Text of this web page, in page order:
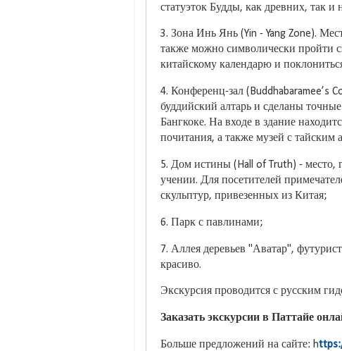
статуэток Будды, как древних, так и
3. Зона Инь Янь (Yin - Yang Zone).
также можно символически пройти
китайскому календарю и
4. Конференц-зал (Buddhabaramee’s
буддийский алтарь и сделаны
Бангкоке. На входе в здание
почитания, а также музей с тайским
5. Дом истины (Hall of Truth) - место,
учении. Для посетителей
скульптур, привезенных из Китая;
6. Парк с павлинами;
7. Аллея деревьев "Аватар",
красиво.
Экскурсия проводится с русским
Заказать экскурсии в Паттайе
Больше предложений на сайте: h